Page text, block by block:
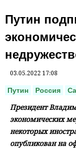
Путин
03.05.2022 17:08
Путин Россия
Президент
экономических
некоторых
опубликован на